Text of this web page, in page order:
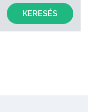
KERESÉS